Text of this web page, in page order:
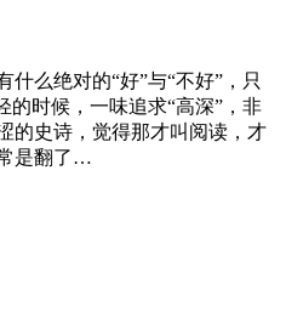
什么绝对的“好”与“不好”，只
的时候，一味追求“高深”，非
的史诗，觉得那才叫阅读，才
是翻了…